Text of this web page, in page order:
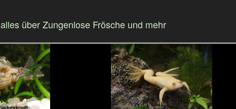
alles über Zungenlose Frösche und mehr